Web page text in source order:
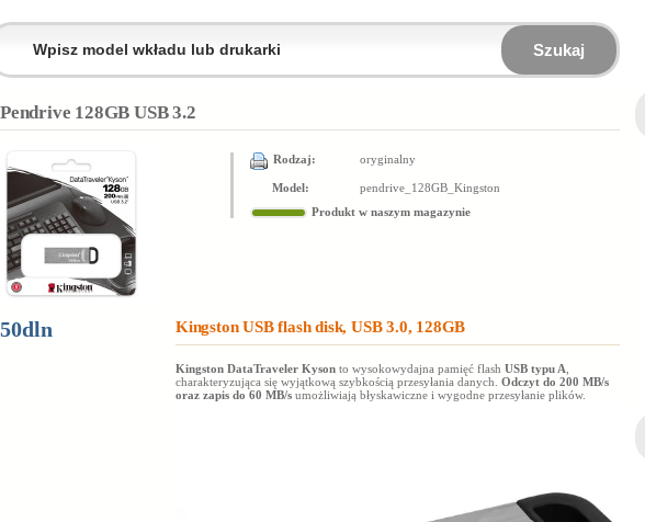
Szukaj
Pendrive 128GB USB 3.2
dln
Rodzaj: oryginalny
Model:
pendrive_128GB_Kingston
Produkt w naszym magazynie
Kingston USB flash disk, USB 3.0, 128GB
Kingston DataTraveler Kyson to wysokowydajna pamięć flash USB typu A
charakteryzująca się wyjątkową szybkością przesyłania danych. Odczyt do 200 MB/s
oraz zapis do 60 MB/s umożliwiają błyskawiczne i wygodne przesyłanie plików.